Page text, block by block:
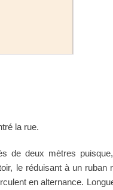
la rue.
de deux mètres
le réduisant à un
en alternance.